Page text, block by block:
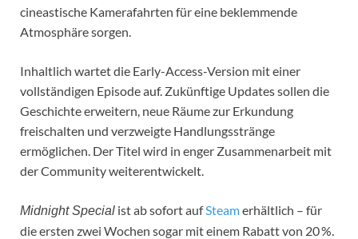
cineastische Kamerafahrten für eine beklemmende
Atmosphäre sorgen.
Inhaltlich wartet die Early-Access-Version mit einer
vollständigen Episode auf. Zukünftige Updates sollen die
Geschichte erweitern, neue Räume zur Erkundung
freischalten und verzweigte Handlungsstränge
ermöglichen. Der Titel wird in enger Zusammenarbeit mit
der Community weiterentwickelt.
Midnight Special ist ab sofort aufSteamerhältlich – für
die ersten zwei Wochen sogar mit einem Rabatt von 20 %.